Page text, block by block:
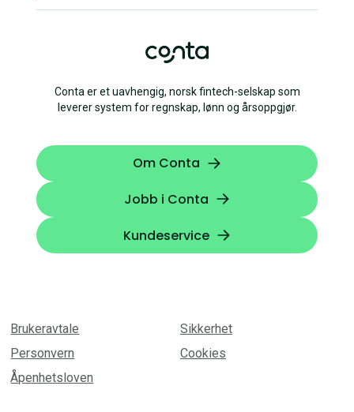
Conta er et uavhengig, norsk fintech-selskap som
leverer system for regnskap, lønn og årsoppgjør.
Om Conta
Jobb i Conta
Kundeservice
Brukeravtale
Sikkerhet
Personvern
Cookies
Åpenhetsloven